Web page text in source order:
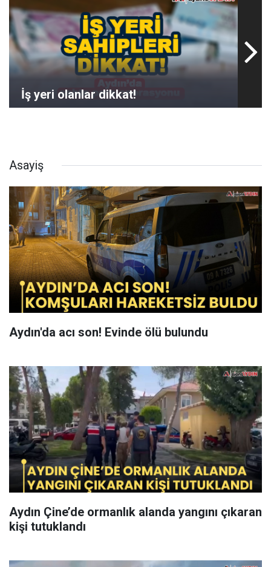
İş yeri olanlar dikkat!
Asayiş
Aydın'da acı son! Evinde ölü bulundu
Aydın Çine’de ormanlık alanda yangını çıkaran
kişi tutuklandı